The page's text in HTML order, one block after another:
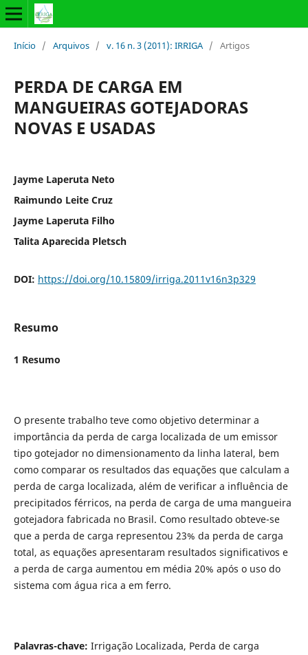
Início / Arquivos / v. 16 n. 3 (2011): IRRIGA / Artigos
PERDA DE CARGA EM
MANGUEIRAS GOTEJADORAS
NOVAS E USADAS
Jayme Laperuta Neto
Raimundo Leite Cruz
Jayme Laperuta Filho
Talita Aparecida Pletsch
DOI: https://doi.org/10.15809/irriga.2011v16n3p329
Resumo
1 Resumo
O presente trabalho teve como objetivo determinar a
importância da perda de carga localizada de um emissor
tipo gotejador no dimensionamento da linha lateral, bem
como comparar os resultados das equações que calculam a
perda de carga localizada, além de verificar a influência de
precipitados férricos, na perda de carga de uma mangueira
gotejadora fabricada no Brasil. Como resultado obteve-se
que a perda de carga representou 23% da perda de carga
total, as equações apresentaram resultados significativos e
a perda de carga aumentou em média 20% após o uso do
sistema com água rica a em ferro.
Palavras-chave: Irrigação Localizada, Perda de carga